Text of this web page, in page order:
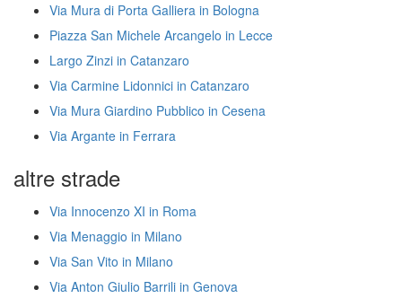
Via Mura di Porta Galliera in Bologna
Piazza San Michele Arcangelo in Lecce
Largo Zinzi in Catanzaro
Via Carmine Lidonnici in Catanzaro
Via Mura Giardino Pubblico in Cesena
Via Argante in Ferrara
altre strade
Via Innocenzo XI in Roma
Via Menaggio in Milano
Via San Vito in Milano
Via Anton Giulio Barrili in Genova